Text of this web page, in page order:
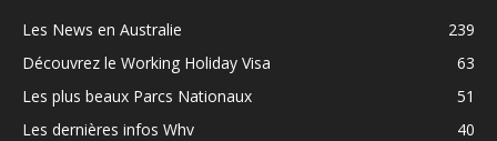
Les News en Australie
239
Découvrez le Working Holiday Visa
63
Les plus beaux Parcs Nationaux
51
Les dernières infos Whv
40